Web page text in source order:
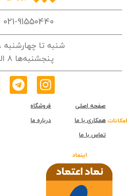
021-91550440
شنبه تا چهارشنبه 8 الی 17
پنجشنبه‌ها 8 الی 14
امکانات
صفحه اصلی فروشگاه
همکاری با ما
درباره ما
تماس با ما
اینماد